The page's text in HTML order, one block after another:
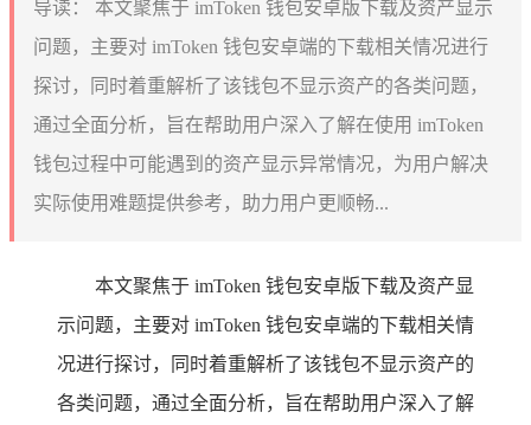
导读：
本文聚焦于 imToken 钱包安卓版下载及资产显示
问题，主要对 imToken 钱包安卓端的下载相关情况进行
探讨，同时着重解析了该钱包不显示资产的各类问题，
通过全面分析，旨在帮助用户深入了解在使用 imToken
钱包过程中可能遇到的资产显示异常情况，为用户解决
实际使用难题提供参考，助力用户更顺畅...
本文聚焦于 imToken 钱包安卓版下载及资产显
示问题，主要对 imToken 钱包安卓端的下载相关情
况进行探讨，同时着重解析了该钱包不显示资产的
各类问题，通过全面分析，旨在帮助用户深入了解